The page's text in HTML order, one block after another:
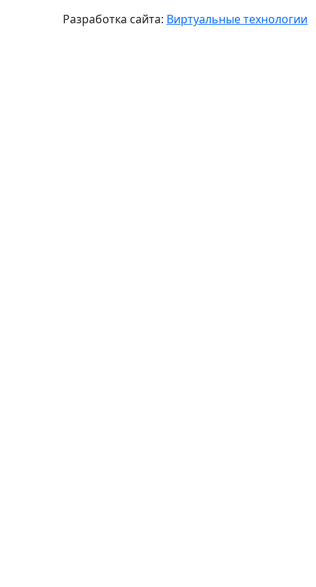
Разработка сайта: Виртуальные технологии